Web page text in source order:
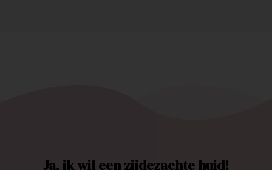
Ja, ik wil een zijdezachte huid!